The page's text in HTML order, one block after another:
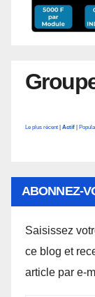
Le plus récent Actif
ABONNEZ-
Saisissez
ce blog et
article par e-